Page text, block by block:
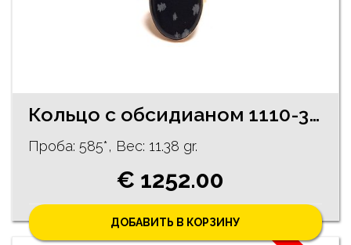
Кольцо с обсидианом 1110-3063
Проба: 585*, Bес: 11.38 gr.
€ 1252.00
ДОБАВИТЬ В КОРЗИНУ